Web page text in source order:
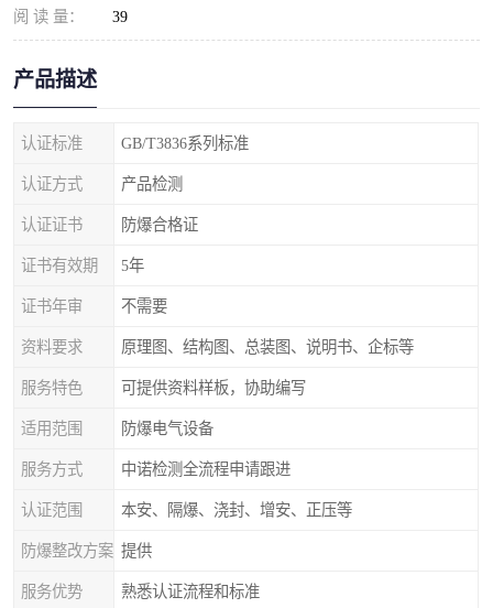
阅 读 量： 39
产品描述
认证标准 GB/T3836系列标准
认证方式 产品检测
认证证书 防爆合格证
证书有效期 5年
证书年审 不需要
资料要求 原理图、结构图、总装图、说明书、企标等
服务特色 可提供资料样板，协助编写
适用范围 防爆电气设备
服务方式 中诺检测全流程申请跟进
认证范围 本安、隔爆、浇封、增安、正压等
防爆整改方案 提供
服务优势 熟悉认证流程和标准